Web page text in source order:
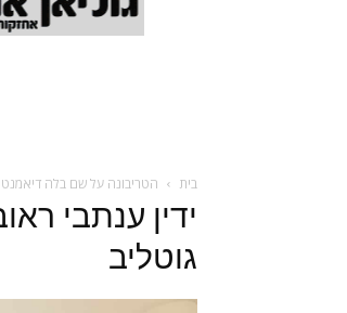
בית הטריבונה על שם בלה דיאמנט
ידין ענתבי
גוטליב